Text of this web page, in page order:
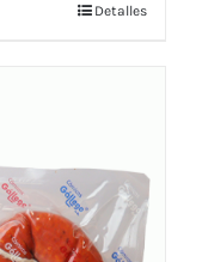
Detalles